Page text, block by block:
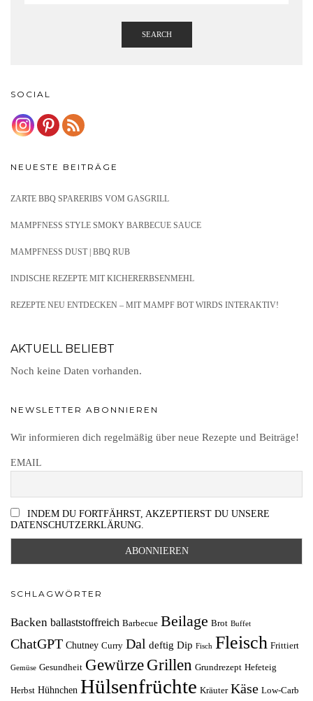
SEARCH
SOCIAL
NEUESTE BEITRÄGE
ZARTE BBQ SPARERIBS VOM GASGRILL
MAMPFNESS STYLE SMOKY BARBECUE SAUCE
MAMPFNESS DUST | BBQ RUB
INDISCHE REZEPTE MIT KICHERERBSENMEHL
REZEPTE NEU ENTDECKEN – MIT MAMPF BOT WIRDS INTERAKTIV!
AKTUELL BELIEBT
Noch keine Daten vorhanden.
NEWSLETTER ABONNIEREN
Wir informieren dich regelmäßig über neue Rezepte und Beiträge!
EMAIL
INDEM DU FORTFÄHRST, AKZEPTIERST DU UNSERE
DATENSCHUTZERKLÄRUNG.
SCHLAGWÖRTER
Backen ballaststoffreich Barbecue Beilage Brot Buffet
ChatGPT Chutney Curry Dal deftig Dip Fisch Fleisch Frittiert
Gemüse Gesundheit Gewürze Grillen Grundrezept Hefeteig
Herbst Hühnchen Hülsenfrüchte Kräuter Käse Low-Carb